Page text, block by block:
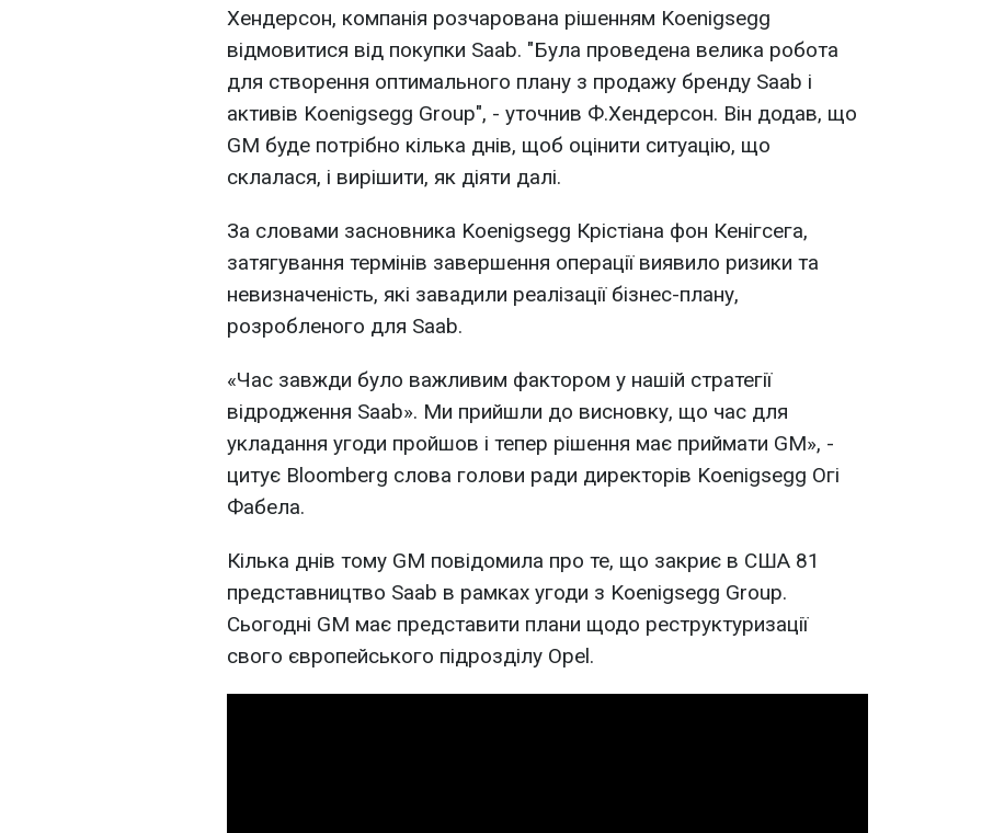
Хендерсон, компанія розчарована рішенням Koenigsegg
відмовитися від покупки Saab. "Була проведена велика робота
для створення оптимального плану з продажу бренду Saab і
активів Koenigsegg Group", - уточнив Ф.Хендерсон. Він додав, що
GM буде потрібно кілька днів, щоб оцінити ситуацію, що
склалася, і вирішити, як діяти далі.
За словами засновника Koenigsegg Крістіана фон Кенігсега,
затягування термінів завершення операції виявило ризики та
невизначеність, які завадили реалізації бізнес-плану,
розробленого для Saab.
«Час завжди було важливим фактором у нашій стратегії
відродження Saab». Ми прийшли до висновку, що час для
укладання угоди пройшов і тепер рішення має приймати GM», -
цитує Bloomberg слова голови ради директорів Koenigsegg Огі
Фабела.
Кілька днів тому GM повідомила про те, що закриє в США 81
представництво Saab в рамках угоди з Koenigsegg Group.
Сьогодні GM має представити плани щодо реструктуризації
свого європейського підрозділу Opel.